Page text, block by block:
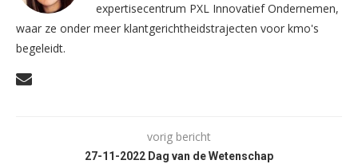
expertisecentrum PXL Innovatief Ondernemen,
waar ze onder meer klantgerichtheidstrajecten voor kmo's
begeleidt.
vorig bericht
27-11-2022 Dag van de Wetenschap